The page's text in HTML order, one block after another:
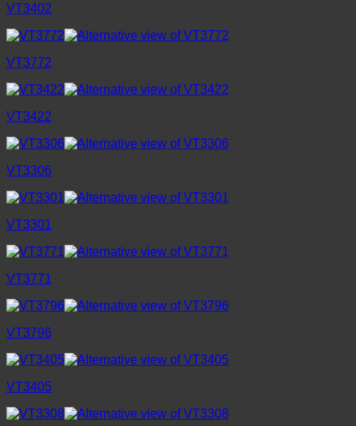
VT3402
VT3772
VT3422
VT3306
VT3301
VT3771
VT3796
VT3405